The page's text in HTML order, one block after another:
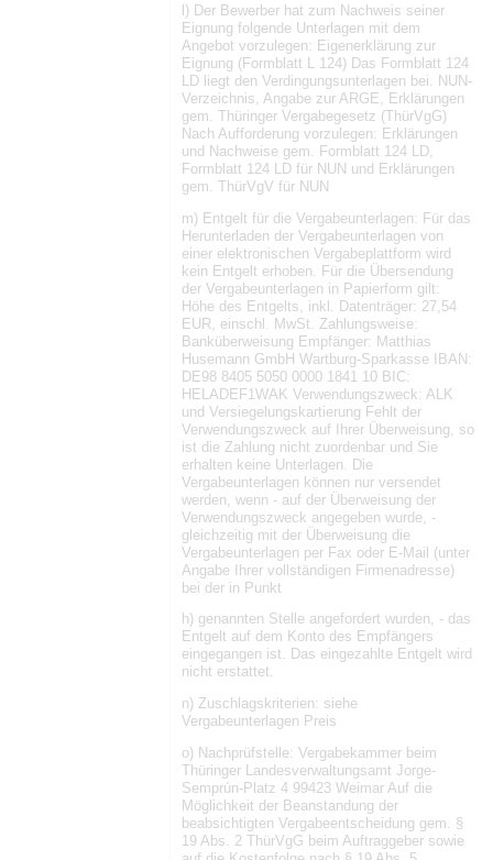
l) Der Bewerber hat zum Nachweis seiner
Eignung folgende Unterlagen mit dem
Angebot vorzulegen: Eigenerklärung zur
Eignung (Formblatt L 124) Das Formblatt 124
LD liegt den Verdingungsunterlagen bei. NUN-
Verzeichnis, Angabe zur ARGE, Erklärungen
gem. Thüringer Vergabegesetz (ThürVgG)
Nach Aufforderung vorzulegen: Erklärungen
und Nachweise gem. Formblatt 124 LD,
Formblatt 124 LD für NUN und Erklärungen
gem. ThürVgV für NUN
m) Entgelt für die Vergabeunterlagen: Für das
Herunterladen der Vergabeunterlagen von
einer elektronischen Vergabeplattform wird
kein Entgelt erhoben. Für die Übersendung
der Vergabeunterlagen in Papierform gilt:
Höhe des Entgelts, inkl. Datenträger: 27,54
EUR, einschl. MwSt. Zahlungsweise:
Banküberweisung Empfänger: Matthias
Husemann GmbH Wartburg-Sparkasse IBAN:
DE98 8405 5050 0000 1841 10 BIC:
HELADEF1WAK Verwendungszweck: ALK
und Versiegelungskartierung Fehlt der
Verwendungszweck auf Ihrer Überweisung, so
ist die Zahlung nicht zuordenbar und Sie
erhalten keine Unterlagen. Die
Vergabeunterlagen können nur versendet
werden, wenn - auf der Überweisung der
Verwendungszweck angegeben wurde, -
gleichzeitig mit der Überweisung die
Vergabeunterlagen per Fax oder E-Mail (unter
Angabe Ihrer vollständigen Firmenadresse)
bei der in Punkt
h) genannten Stelle angefordert wurden, - das
Entgelt auf dem Konto des Empfängers
eingegangen ist. Das eingezahlte Entgelt wird
nicht erstattet.
n) Zuschlagskriterien: siehe
Vergabeunterlagen Preis
o) Nachprüfstelle: Vergabekammer beim
Thüringer Landesverwaltungsamt Jorge-
Semprún-Platz 4 99423 Weimar Auf die
Möglichkeit der Beanstandung der
beabsichtigten Vergabeentscheidung gem. §
19 Abs. 2 ThürVgG beim Auftraggeber sowie